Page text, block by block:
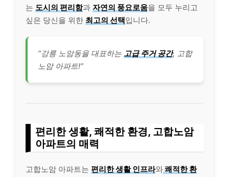
는 도시의 편리함과 자연의 풍요로움을 모두 누리고
싶은 당신을 위한 최고의 선택입니다.
“강릉 노암동을 대표하는 고급 주거 공간, 고합
노암 아파트!”
편리한 생활, 쾌적한 환경, 고합노암
아파트의 매력
고합노암 아파트는 편리한 생활 인프라와쾌적한 환